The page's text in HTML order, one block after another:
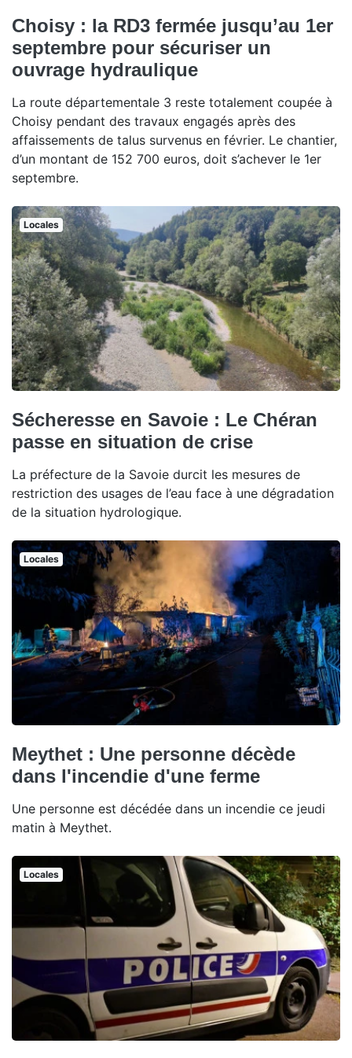
Choisy : la RD3 fermée jusqu’au 1er
septembre pour sécuriser un
ouvrage hydraulique
La route départementale 3 reste totalement coupée à
Choisy pendant des travaux engagés après des
affaissements de talus survenus en février. Le chantier,
d’un montant de 152 700 euros, doit s’achever le 1er
septembre.
Locales
Sécheresse en Savoie : Le Chéran
passe en situation de crise
La préfecture de la Savoie durcit les mesures de
restriction des usages de l’eau face à une dégradation
de la situation hydrologique.
Locales
Meythet : Une personne décède
dans l'incendie d'une ferme
Une personne est décédée dans un incendie ce jeudi
matin à Meythet.
Locales